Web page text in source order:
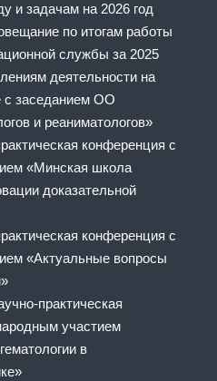
и задачам на 2026 год
по итогам работы
службы за 2025
деятельности на
с заседанием ОО
и реаниматологов»
конференция с
«Минская школа
доказательной
конференция с
«Актуальные вопросы
практическая
участием
в